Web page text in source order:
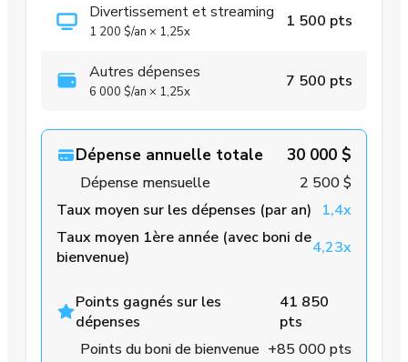
Divertissement et streaming
1 200 $/an × 1,25x
1 500 pts
Autres dépenses
6 000 $/an × 1,25x
7 500 pts
Dépense annuelle totale 30 000 $
Dépense mensuelle
2 500 $
Taux moyen sur les dépenses (par an)
1,4x
Taux moyen 1ère année (avec boni de
bienvenue)
4,23x
Points gagnés sur les
dépenses
41 850
pts
Points du boni de bienvenue +85 000 pts